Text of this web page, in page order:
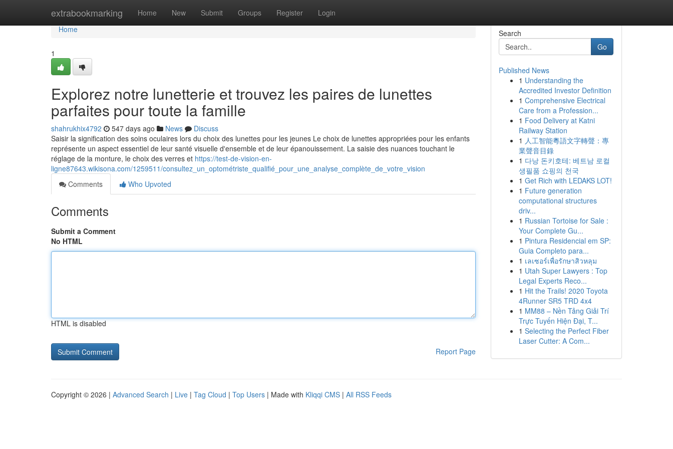
extrabookmarking Home New Submit Groups Register Login
Home
Home
1
Explorez notre lunetterie et trouvez les paires de lunettes
parfaites pour toute la famille
shahrukhix4792 547 days ago News
Discuss
Saisir la signification des soins oculaires lors du choix des lunettes pour les jeunes Le choix de lunettes appropriées pour les enfants
représente un aspect essentiel de leur santé visuelle d'ensemble et de leur épanouissement. La saisie des nuances touchant le
réglage de la monture, le choix des verres et https://test-de-vision-en-
ligne87643.wikisona.com/1259511/consultez_un_optométriste_qualifié_pour_une_analyse_complète_de_votre_vision
Comments
Who Upvoted
Comments
Submit a Comment
No HTML
HTML is disabled
Report Page
Search
Go
Published News
1 Understanding the
Accredited Investor Definition
1 Comprehensive Electrical
Care from a Profession...
1 Food Delivery at Katni
Railway Station
1 人工智能粵語文字轉聲：專
業聲音目錄
1 다낭 돈키호테: 베트남 로컬
생필품 쇼핑의 천국
1 Get Rich with LEDAKS LOT!
1 Future generation
computational structures
driv...
1 Russian Tortoise for Sale :
Your Complete Gu...
1 Pintura Residencial em SP:
Guia Completo para...
1 เลเซอร์เพื่อรักษาสิวหลุม
1 Utah Super Lawyers : Top
Legal Experts Reco...
1 Hit the Trails! 2020 Toyota
4Runner SR5 TRD 4x4
1 MM88 – Nền Tảng Giải Trí
Trực Tuyến Hiện Đại, T...
1 Selecting the Perfect Fiber
Laser Cutter: A Com...
Copyright © 2026 | Advanced Search | Live | Tag Cloud | Top Users | Made with Kliqqi CMS | All RSS Feeds